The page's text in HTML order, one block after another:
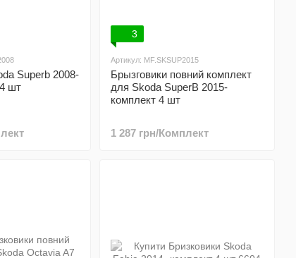
Superb 2008-
шт
3
Артикул: MF.SKSUP2015
Брызговики повний комплект
для Skoda SuperB 2015-
комплект 4 шт
1 287 грн/Комплект